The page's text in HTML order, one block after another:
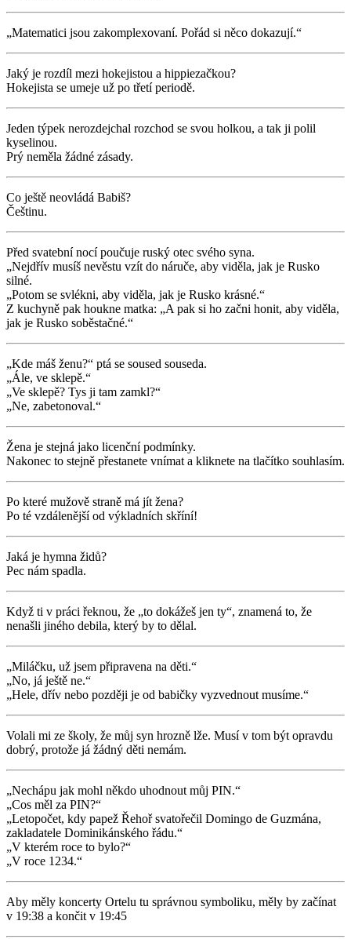
„Matematici jsou zakomplexovaní. Pořád si něco dokazují.“
Jaký je rozdíl mezi hokejistou a hippiezačkou?
Hokejista se umeje už po třetí periodě.
Jeden týpek nerozdejchal rozchod se svou holkou, a tak ji polil
kyselinou.
Prý neměla žádné zásady.
Co ještě neovládá Babiš?
Češtinu.
Před svatební nocí poučuje ruský otec svého syna.
„Nejdřív musíš nevěstu vzít do náruče, aby viděla, jak je Rusko
silné.
„Potom se svlékni, aby viděla, jak je Rusko krásné.“
Z kuchyně pak houkne matka: „A pak si ho začni honit, aby viděla,
jak je Rusko soběstačné.“
„Kde máš ženu?“ ptá se soused souseda.
„Ále, ve sklepě.“
„Ve sklepě? Tys ji tam zamkl?“
„Ne, zabetonoval.“
Žena je stejná jako licenční podmínky.
Nakonec to stejně přestanete vnímat a kliknete na tlačítko souhlasím.
Po které mužově straně má jít žena?
Po té vzdálenější od výkladních skříní!
Jaká je hymna židů?
Pec nám spadla.
Když ti v práci řeknou, že „to dokážeš jen ty“, znamená to, že
nenašli jiného debila, který by to dělal.
„Miláčku, už jsem připravena na děti.“
„No, já ještě ne.“
„Hele, dřív nebo později je od babičky vyzvednout musíme.“
Volali mi ze školy, že můj syn hrozně lže. Musí v tom být opravdu
dobrý, protože já žádný děti nemám.
„Nechápu jak mohl někdo uhodnout můj PIN.“
„Cos měl za PIN?“
„Letopočet, kdy papež Řehoř svatořečil Domingo de Guzmána,
zakladatele Dominikánského řádu.“
„V kterém roce to bylo?“
„V roce 1234.“
Aby měly koncerty Ortelu tu správnou symboliku, měly by začínat
v 19:38 a končit v 19:45